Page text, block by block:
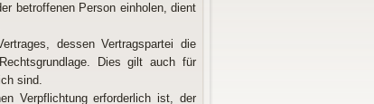
betroffenen Person einholen, dient
dessen Vertragspartei die
Dies gilt auch für
sind.
Verpflichtung erforderlich ist, der